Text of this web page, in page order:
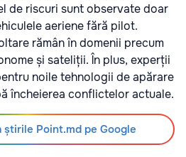
de riscuri sunt observate doar
aeriene fără pilot.
rămân în domenii precum
și sateliții. În plus, experții
noile tehnologii de apărare
încheierea conflictelor actuale.
știrile Point.md pe Google